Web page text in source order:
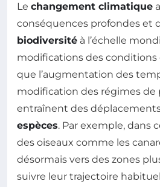
Le changement climatique
conséquences profondes et
biodiversité à l’échelle
modifications des conditions
que l’augmentation des
modification des régimes de
entraînent des
espèces. Par exemple, dans
des oiseaux comme les
désormais vers des zones
suivre leur trajectoire